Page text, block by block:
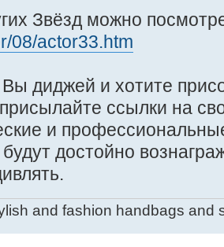
Звёзд можно
08/actor33.htm
диджей и хотите
ссылки на
и
достойно
and fashion handbags and